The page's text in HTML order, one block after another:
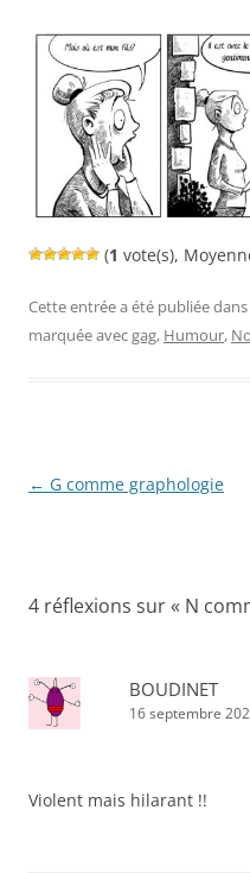
(1 vote(s),
Cette entrée a été publiée dans
marquée avecgag, Humour,
Navigation
← G comme graphologie
4 réflexions sur « N
BOUDINET
16 septembre
Violent mais hilarant !!